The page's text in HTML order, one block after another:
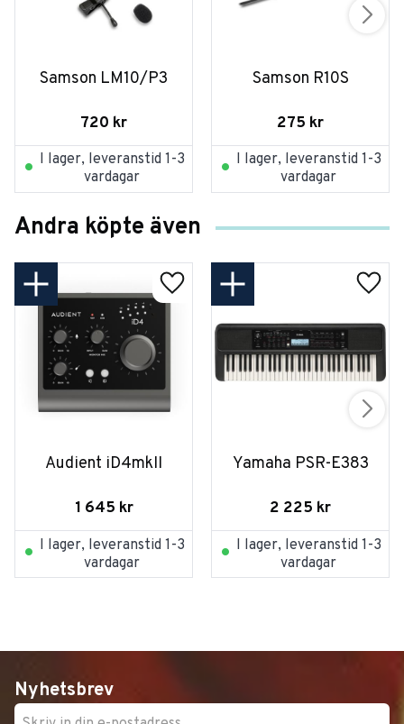
Samson LM10/P3
720 kr
I lager, leveranstid 1-3
vardagar
Samson R10S
275 kr
I lager, leveranstid 1-3
vardagar
Andra köpte även
Audient iD4mkII
1 645 kr
I lager, leveranstid 1-3
vardagar
Yamaha PSR-E383
2 225 kr
I lager, leveranstid 1-3
vardagar
Nyhetsbrev